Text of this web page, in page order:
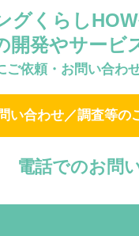
グくらし
開発やサービ
ご依頼・お問い合わ
い合わせ／調査等の
電話でのお問